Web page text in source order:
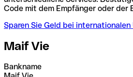
Code mit dem Empfänger oder der
Sparen Sie Geld bei
Maif Vie
Bankname